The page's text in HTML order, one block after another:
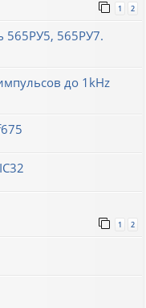
1 2
565РУ5, 565РУ7.
до 1kHz
1 2